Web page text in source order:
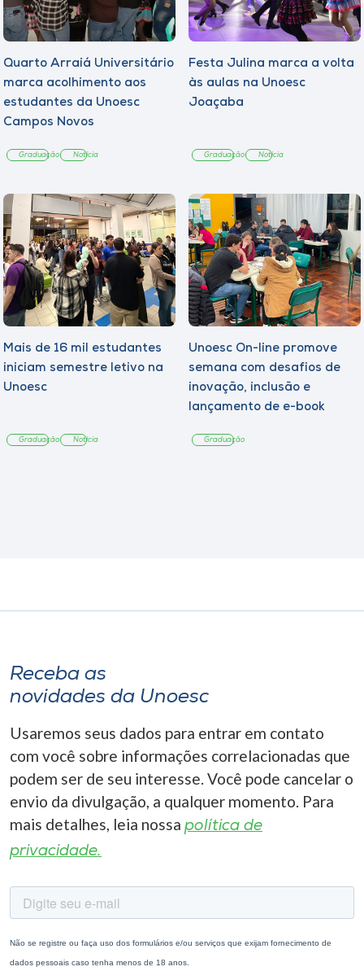
Quarto Arraiá Universitário
marca acolhimento aos
estudantes da Unoesc
Campos Novos
Graduação Notícia
Festa Julina marca a volta
às aulas na Unoesc
Joaçaba
Graduação Notícia
Mais de 16 mil estudantes
iniciam semestre letivo na
Unoesc
Graduação Notícia
Unoesc On-line promove
semana com desafios de
inovação, inclusão e
lançamento de e-book
Graduação
Receba as
novidades da Unoesc
Usaremos seus dados para entrar em contato
com você sobre informações correlacionadas que
podem ser de seu interesse. Você pode cancelar o
envio da divulgação, a qualquer momento. Para
mais detalhes, leia nossa política de
privacidade.